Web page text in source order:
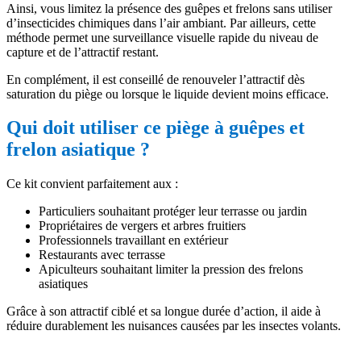
Ainsi, vous limitez la présence des guêpes et frelons sans utiliser
d’insecticides chimiques dans l’air ambiant. Par ailleurs, cette
méthode permet une surveillance visuelle rapide du niveau de
capture et de l’attractif restant.
En complément, il est conseillé de renouveler l’attractif dès
saturation du piège ou lorsque le liquide devient moins efficace.
Qui doit utiliser ce piège à guêpes et
frelon asiatique ?
Ce kit convient parfaitement aux :
Particuliers souhaitant protéger leur terrasse ou jardin
Propriétaires de vergers et arbres fruitiers
Professionnels travaillant en extérieur
Restaurants avec terrasse
Apiculteurs souhaitant limiter la pression des frelons
asiatiques
Grâce à son attractif ciblé et sa longue durée d’action, il aide à
réduire durablement les nuisances causées par les insectes volants.